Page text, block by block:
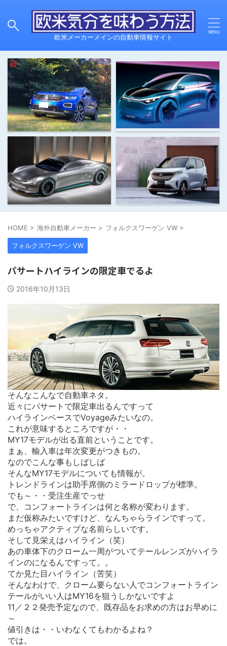
欧米メーカーメインの自動車情報サイト
HOME > 海外自動車メーカー > フォルクスワーゲン VW >
フォルクスワーゲン VW
パサートハイラインの限定車でるよ
2016年10月13日
そんなこんなで自動車ネタ。
近々にパサートで限定車出るんですって
ハイラインベースでVoyageみたいなの。
これが意味するところですが・・
MY17モデルが出る直前ということです。
まぁ、輸入車は年次変更がつきもの。
なのでこんな事もしばしば
そんなMY17モデルについても情報が。
トレンドラインは助手席側のミラードロップが標準。
でも～・・受注生産でっせ
で、コンフォートラインは何と名称が変わります。
まだ仮称みたいですけど、なんちゃらラインですって。
めっちゃアクティブな名前らしいです。
そして見栄えはハイライン（笑）
あの車体下のクローム一周がついてテールレンズがハイラ
インのになるんですって。。
てか見た目ハイライン（苦笑）
そんなわけで、クローム要らない人でコンフォートライン
テールがいい人はMY16を狙うしかないですよ
11／２２発売予定なので、既存品をお求めの方はお早めに
～
値引きは・・いわなくてもわかるよね？
では。